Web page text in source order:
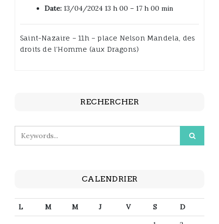
Date: 13/04/2024 13 h 00 – 17 h 00 min
Saint-Nazaire – 11h – place Nelson Mandela, des
droits de l’Homme (aux Dragons)
RECHERCHER
CALENDRIER
L M M J V S
D